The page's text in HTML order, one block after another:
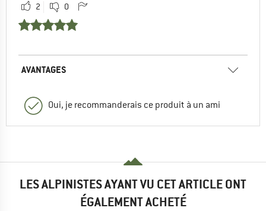
2 0
AVANTAGES
Oui, je recommanderais ce produit à un ami
LES ALPINISTES AYANT VU CET ARTICLE ONT
ÉGALEMENT ACHETÉ